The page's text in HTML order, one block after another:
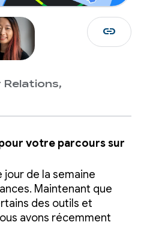
Relations,
link
votre parcours sur
jour de la semaine
Maintenant que
des outils et
avons récemment